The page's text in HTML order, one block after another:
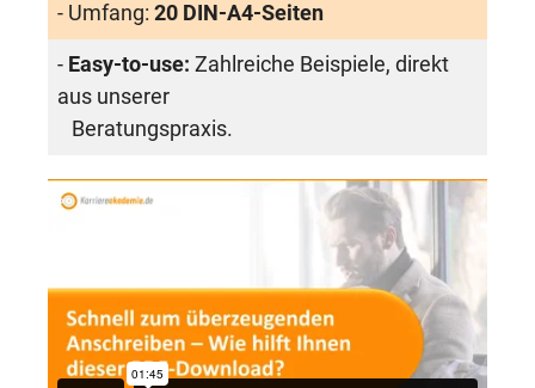
- Umfang: 20 DIN-A4-Seiten
- Easy-to-use: Zahlreiche Beispiele, direkt
aus unserer
Beratungspraxis.